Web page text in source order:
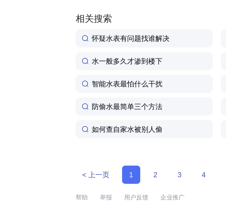
相关搜索
怀疑水表有问题找谁解决
水一般多久才渗到楼下
智能水表最怕什么干扰
防偷水最简单三个方法
如何查自家水被别人偷
< 上一页 1 2 3 4
帮助 举报 用户反馈 企业推广